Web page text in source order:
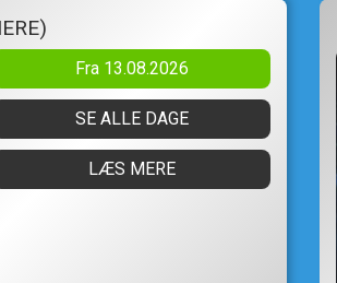
Fra 13.08.2026
SE ALLE DAGE
LÆS MERE